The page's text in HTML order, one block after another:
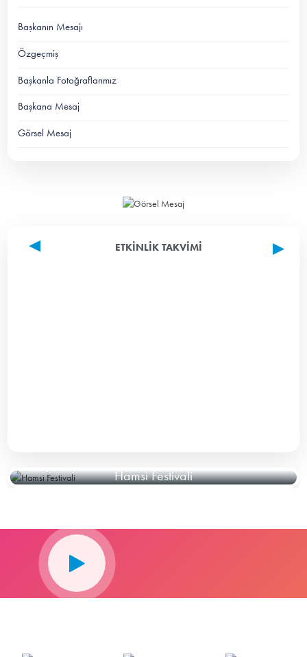
Başkanın Mesajı
Özgeçmiş
Başkanla Fotoğraflarımız
Başkana Mesaj
Görsel Mesaj
ETKINLIK TAKVIMI
Hamsi Festivali